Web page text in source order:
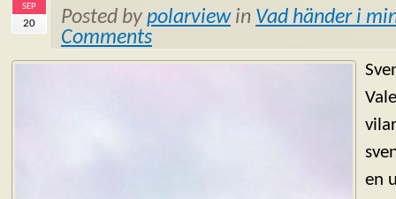
SEP
20 Posted by polarviewin Vad händer i
Comments
en